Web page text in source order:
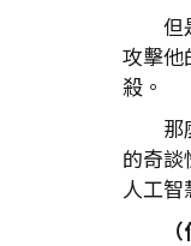
但
攻擊他
殺。
那
的奇
人工